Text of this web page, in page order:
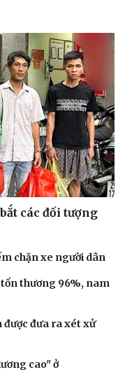
các đối tượng
chặn xe người dân
thương 96%, nam
được đưa ra xét xử
cao" ở